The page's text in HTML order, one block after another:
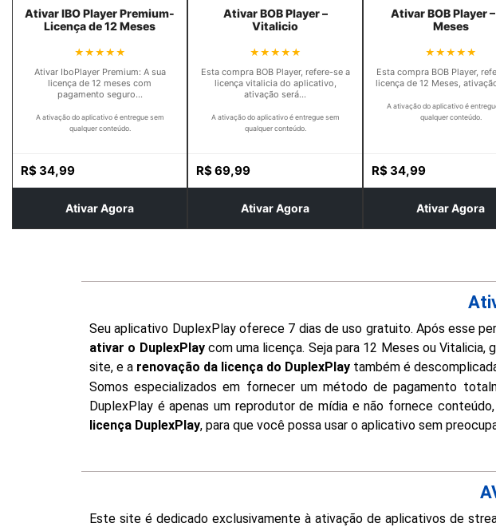
Ativar IBO Player Premium-
Licença de 12 Meses
★★★★★
Ativar IboPlayer Premium: A sua
licença de 12 meses com
pagamento seguro…
A ativação do aplicativo é entregue sem
qualquer conteúdo.
R$34,99
Ativar Agora
Ativar BOB Player –
Vitalicio
★★★★★
Esta compra BOB Player, refere-se a
licença vitalicia do aplicativo,
ativação será…
A ativação do aplicativo é entregue sem
qualquer conteúdo.
R$69,99
Ativar Agora
Ativar BOB Player
Meses
★★★★★
Esta compra BOB Player,
licença de 12 Meses,
A ativação do aplicativo é
qualquer conteúdo.
R$34,99
Ativar Agora
Seu aplicativo DuplexPlay oferece 7 dias de uso gratuito. Após esse
ativar o DuplexPlaycom uma licença. Seja para 12 Meses ou Vitalicia,
site, e a renovação da licença do DuplexPlay também é
Somos especializados em fornecer um método de pagamento
DuplexPlay é apenas um reprodutor de mídia e não fornece
licença DuplexPlay, para que você possa usar o aplicativo sem
Este site é dedicado exclusivamente à ativação de aplicativos de